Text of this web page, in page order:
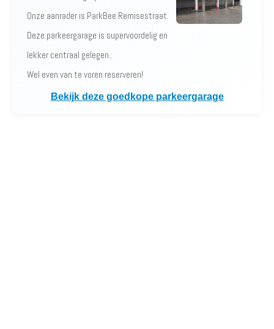
Onze aanrader is ParkBee Remisestraat.
Deze parkeergarage is supervoordelig en
lekker centraal gelegen..
Wel even van te voren reserveren!
Bekijk deze goedkope parkeergarage